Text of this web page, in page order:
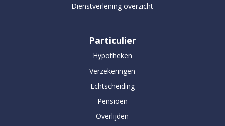
Dienstverlening overzicht
Particulier
Hypotheken
Verzekeringen
Echtscheiding
Pensioen
Overlijden